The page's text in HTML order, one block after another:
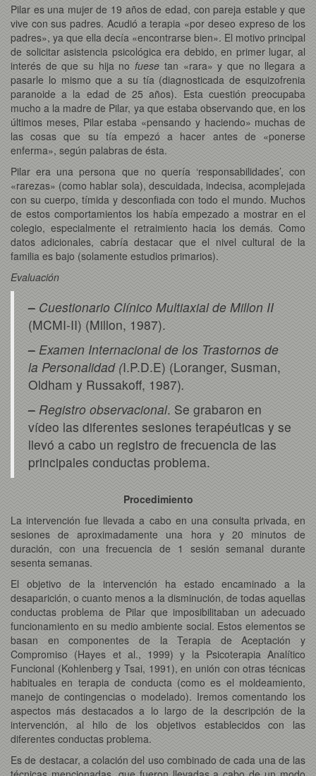
Pilar es una mujer de 19 años de edad, con pareja estable y que
vive con sus padres. Acudió a terapia «por deseo expreso de los
padres», ya que ella decía «encontrarse bien». El motivo principal
de solicitar asistencia psicológica era debido, en primer lugar, al
interés de que su hija no fuese tan «rara» y que no llegara a
pasarle lo mismo que a su tía (diagnosticada de esquizofrenia
paranoide a la edad de 25 años). Esta cuestión preocupaba
mucho a la madre de Pilar, ya que estaba observando que, en los
últimos meses, Pilar estaba «pensando y haciendo» muchas de
las cosas que su tía empezó a hacer antes de «ponerse
enferma», según palabras de ésta.
Pilar era una persona que no quería ‘responsabilidades’, con
«rarezas» (como hablar sola), descuidada, indecisa, acomplejada
con su cuerpo, tímida y desconfiada con todo el mundo. Muchos
de estos comportamientos los había empezado a mostrar en el
colegio, especialmente el retraimiento hacia los demás. Como
datos adicionales, cabría destacar que el nivel cultural de la
familia es bajo (solamente estudios primarios).
Evaluación
– Cuestionario Clínico Multiaxial de Millon II
(MCMI-II) (Millon, 1987).
– Examen Internacional de los Trastornos de
la Personalidad (I.P.D.E) (Loranger, Susman,
Oldham y Russakoff, 1987).
– Registro observacional. Se grabaron en
vídeo las diferentes sesiones terapéuticas y se
llevó a cabo un registro de frecuencia de las
principales conductas problema.
Procedimiento
La intervención fue llevada a cabo en una consulta privada, en
sesiones de aproximadamente una hora y 20 minutos de
duración, con una frecuencia de 1 sesión semanal durante
sesenta semanas.
El objetivo de la intervención ha estado encaminado a la
desaparición, o cuanto menos a la disminución, de todas aquellas
conductas problema de Pilar que imposibilitaban un adecuado
funcionamiento en su medio ambiente social. Estos elementos se
basan en componentes de la Terapia de Aceptación y
Compromiso (Hayes et al., 1999) y la Psicoterapia Analítico
Funcional (Kohlenberg y Tsai, 1991), en unión con otras técnicas
habituales en terapia de conducta (como es el moldeamiento,
manejo de contingencias o modelado). Iremos comentando los
aspectos más destacados a lo largo de la descripción de la
intervención, al hilo de los objetivos establecidos con las
diferentes conductas problema.
Es de destacar, a colación del uso combinado de cada una de las